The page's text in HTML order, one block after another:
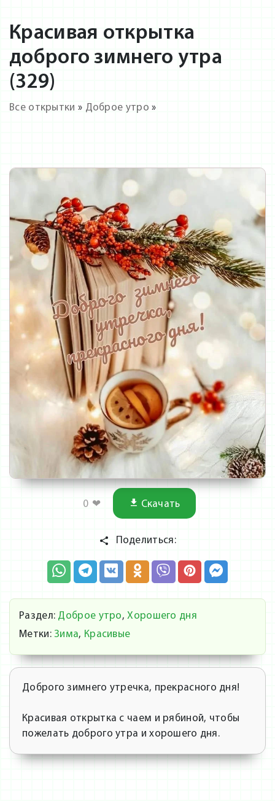
Красивая открытка
доброго зимнего утра
(329)
Все открытки » Доброе утро »
0 ❤ Скачать
Поделиться:
Раздел: Доброе утро,Хорошего дня
Метки: Зима, Красивые
Доброго зимнего утречка, прекрасного дня!
Красивая открытка с чаем и рябиной, чтобы
пожелать доброго утра и хорошего дня.